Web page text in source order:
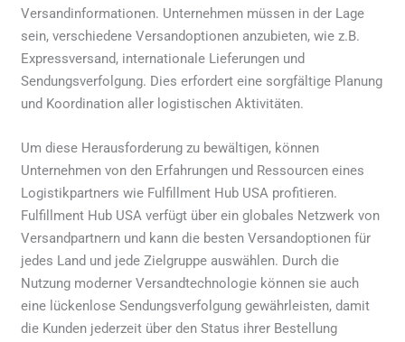
Versandinformationen. Unternehmen müssen in der Lage
sein, verschiedene Versandoptionen anzubieten, wie z.B.
Expressversand, internationale Lieferungen und
Sendungsverfolgung. Dies erfordert eine sorgfältige Planung
und Koordination aller logistischen Aktivitäten.
Um diese Herausforderung zu bewältigen, können
Unternehmen von den Erfahrungen und Ressourcen eines
Logistikpartners wie Fulfillment Hub USA profitieren.
Fulfillment Hub USA verfügt über ein globales Netzwerk von
Versandpartnern und kann die besten Versandoptionen für
jedes Land und jede Zielgruppe auswählen. Durch die
Nutzung moderner Versandtechnologie können sie auch
eine lückenlose Sendungsverfolgung gewährleisten, damit
die Kunden jederzeit über den Status ihrer Bestellung